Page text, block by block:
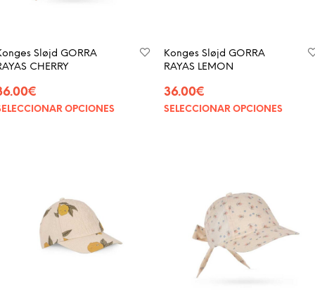
Sløjd GORRA
CHERRY
€
OPCIONES
Konges Sløjd GORRA
RAYAS LEMON
36.00€
SELECCIONAR OPCIONES